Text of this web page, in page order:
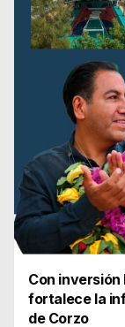
Con inversión
fortalece la
de Corzo